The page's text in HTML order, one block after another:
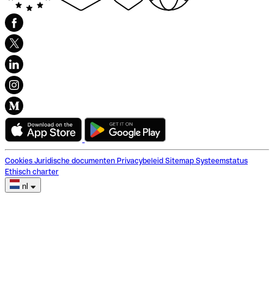
Cookies Juridische documenten Privacybeleid Sitemap Systeemstatus
Ethisch charter
nl